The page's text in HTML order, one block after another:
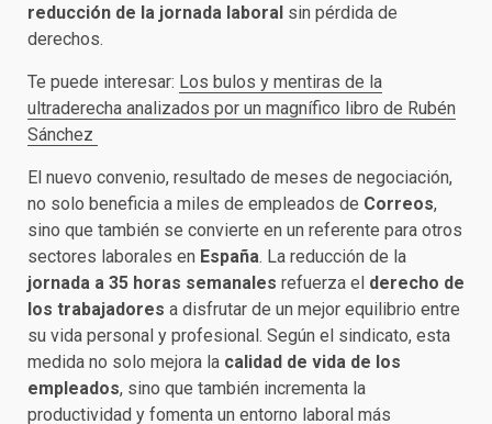
reducción de la jornada laboral sin pérdida de
derechos.
Te puede interesar: Los bulos y mentiras de la
ultraderecha analizados por un magnífico libro de Rubén
Sánchez
El nuevo convenio, resultado de meses de negociación,
no solo beneficia a miles de empleados de Correos,
sino que también se convierte en un referente para otros
sectores laborales en España. La reducción de la
jornada a 35 horas semanales refuerza el derecho de
los trabajadores a disfrutar de un mejor equilibrio entre
su vida personal y profesional. Según el sindicato, esta
medida no solo mejora la calidad de vida de los
empleados, sino que también incrementa la
productividad y fomenta un entorno laboral más